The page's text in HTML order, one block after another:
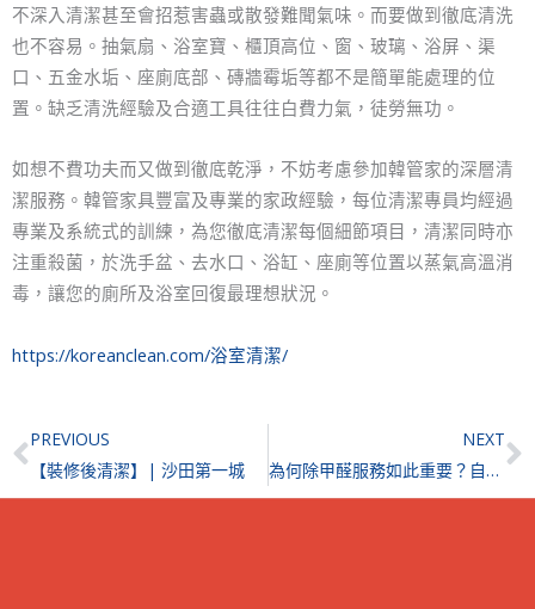
不深入清潔甚至會招惹害蟲或散發難聞氣味。而要做到徹底清洗
也不容易。抽氣扇、浴室寶、櫃頂高位、窗、玻璃、浴屏、渠
口、五金水垢、座廁底部、磚牆霉垢等都不是簡單能處理的位
置。缺乏清洗經驗及合適工具往往白費力氣，徒勞無功。
如想不費功夫而又做到徹底乾淨，不妨考慮參加韓管家的深層清
潔服務。韓管家具豐富及專業的家政經驗，每位清潔專員均經過
專業及系統式的訓練，為您徹底清潔每個細節項目，清潔同時亦
注重殺菌，於洗手盆、去水口、浴缸、座廁等位置以蒸氣高溫消
毒，讓您的廁所及浴室回復最理想狀況。
https://koreanclean.com/浴室清潔/
Prev
PREVIOUS
【裝修後清潔】| 沙田第一城
NEXT
為何除甲醛服務如此重要？自行去除甲醛只是治標不治本